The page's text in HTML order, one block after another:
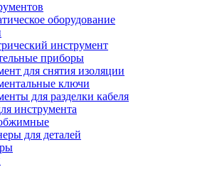
оборудование
инструмент
приборы
для снятия изоляции
ключи
для разделки кабеля
инструмента
для деталей